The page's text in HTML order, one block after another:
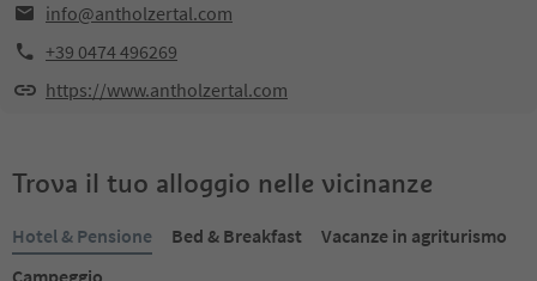
info@antholzertal.com
+39 0474 496269
https://www.antholzertal.com
Trova il tuo alloggio nelle vicinanze
Hotel & Pensione Bed & Breakfast
Vacanze in agriturismo
Campeggio